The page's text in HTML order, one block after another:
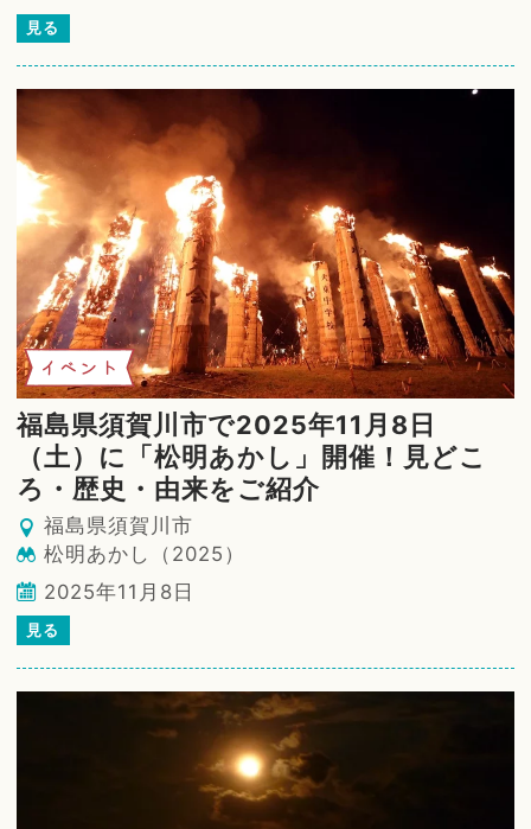
見る
イベント
福島県須賀川市で2025年11月8日
（土）に「松明あかし」開催！見どこ
ろ・歴史・由来をご紹介
福島県須賀川市
松明あかし（2025）
2025年11月8日
見る